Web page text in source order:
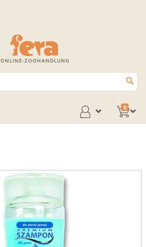
ONLINE-ZOOHANDLUNG
0